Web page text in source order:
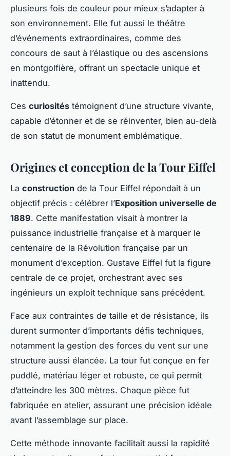
plusieurs fois de couleur pour mieux s’adapter à
son environnement. Elle fut aussi le théâtre
d’événements extraordinaires, comme des
concours de saut à l’élastique ou des ascensions
en montgolfière, offrant un spectacle unique et
inattendu.
Ces curiosités témoignent d’une structure vivante,
capable d’étonner et de se réinventer, bien au-delà
de son statut de monument emblématique.
Origines et conception de la Tour Eiffel
La construction de la Tour Eiffel répondait à un
objectif précis : célébrer l’Exposition universelle de
1889. Cette manifestation visait à montrer la
puissance industrielle française et à marquer le
centenaire de la Révolution française par un
monument d’exception. Gustave Eiffel fut la figure
centrale de ce projet, orchestrant avec ses
ingénieurs un exploit technique sans précédent.
Face aux contraintes de taille et de résistance, ils
durent surmonter d’importants défis techniques,
notamment la gestion des forces du vent sur une
structure aussi élancée. La tour fut conçue en fer
puddlé, matériau léger et robuste, ce qui permit
d’atteindre les 300 mètres. Chaque pièce fut
fabriquée en atelier, assurant une précision idéale
avant l’assemblage sur place.
Cette méthode innovante facilitait aussi la rapidité